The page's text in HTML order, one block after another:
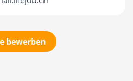
bewerben